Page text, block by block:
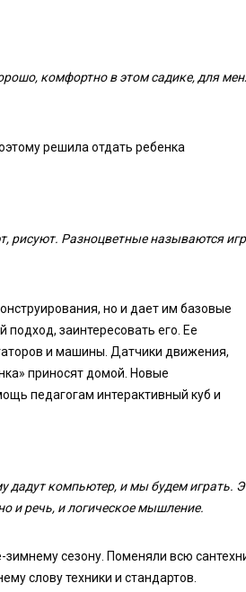
комфортно в этом садике, для
решила отдать ребенка
рисуют. Разноцветные называются
но и дает им базовые
подход, заинтересовать его. Ее
и машины. Датчики движения,
приносят домой. Новые
педагогам интерактивный куб и
дадут компьютер, и мы будем играть.
и речь, и логическое мышление.
сезону. Поменяли всю
слову техники и стандартов.